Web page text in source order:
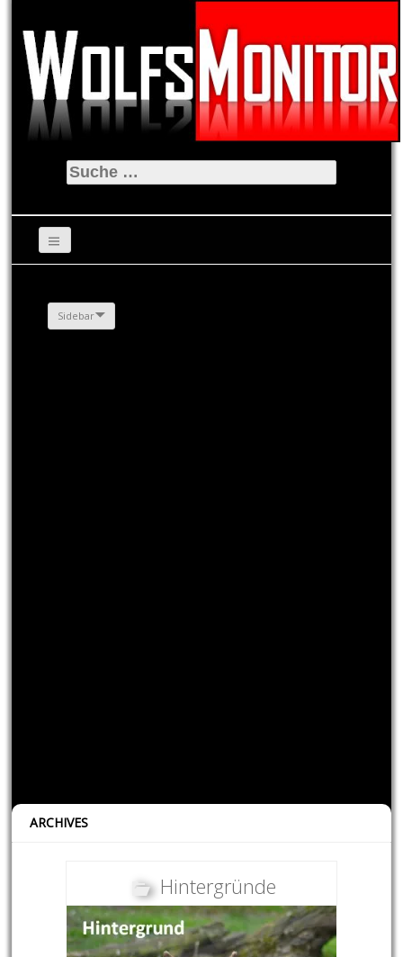
Suche
nach:
Sidebar
ARCHIVES
Hintergründe